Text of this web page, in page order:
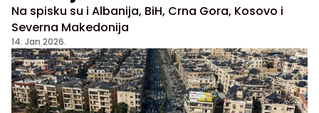
Na spisku su i Albanija, BiH, Crna Gora, Kosovo i
Severna Makedonija
14. Jan 2026.